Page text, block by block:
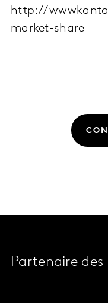
http://
market-share
Partenaire